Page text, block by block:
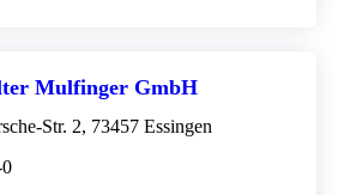
Mulfinger GmbH
Str. 2, 73457 Essingen